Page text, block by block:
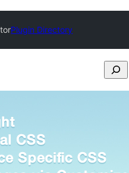
Plugin Directory